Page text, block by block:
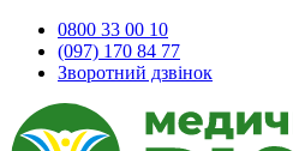
0800 33 00 10
(097) 170 84 77
Зворотний дзвінок